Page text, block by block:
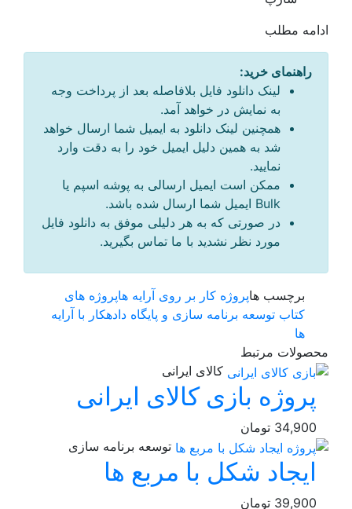
ادامه مطلب
راهنمای خرید:
لینک دانلود فایل بلافاصله بعد از پرداخت وجه
به نمایش در خواهد آمد.
همچنین لینک دانلود به ایمیل شما ارسال خواهد
شد به همین دلیل ایمیل خود را به دقت وارد
نمایید.
ممکن است ایمیل ارسالی به پوشه اسپم یا
Bulk ایمیل شما ارسال شده باشد.
در صورتی که به هر دلیلی موفق به دانلود فایل
مورد نظر نشدید با ما تماس بگیرید.
برچسب ها پروژه کار بر روی آرایه ها پروژه های
کتاب توسعه برنامه سازی و پایگاه دادهکار با آرایه
محصولات مرتبط
کالای ایرانی
پروژه بازی کالای ایرانی
34,900 تومان
توسعه برنامه سازی
ایجاد شکل با مربع ها
39,900 تومان